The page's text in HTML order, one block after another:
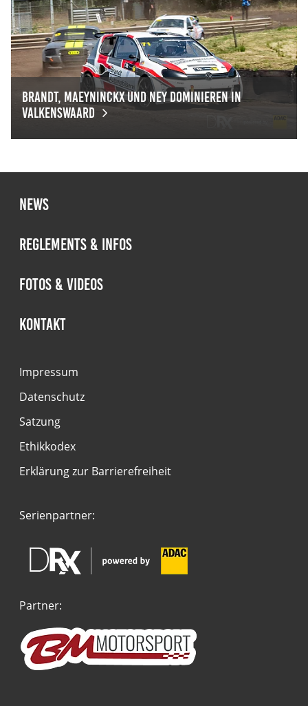
Brandt, Maeyninckx und Ney dominieren in
Valkenswaard
News
Reglements & Infos
Fotos & Videos
Kontakt
Impressum
Datenschutz
Satzung
Ethikkodex
Erklärung zur Barrierefreiheit
Serienpartner:
Partner: